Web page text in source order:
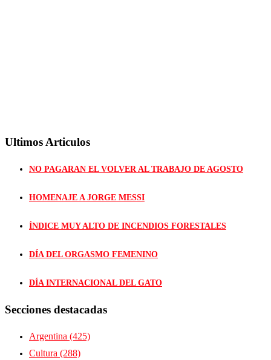
Ultimos Articulos
NO PAGARAN EL VOLVER AL TRABAJO DE AGOSTO
HOMENAJE A JORGE MESSI
ÍNDICE MUY ALTO DE INCENDIOS FORESTALES
DÍA DEL ORGASMO FEMENINO
DÍA INTERNACIONAL DEL GATO
Secciones destacadas
Argentina (425)
Cultura (288)